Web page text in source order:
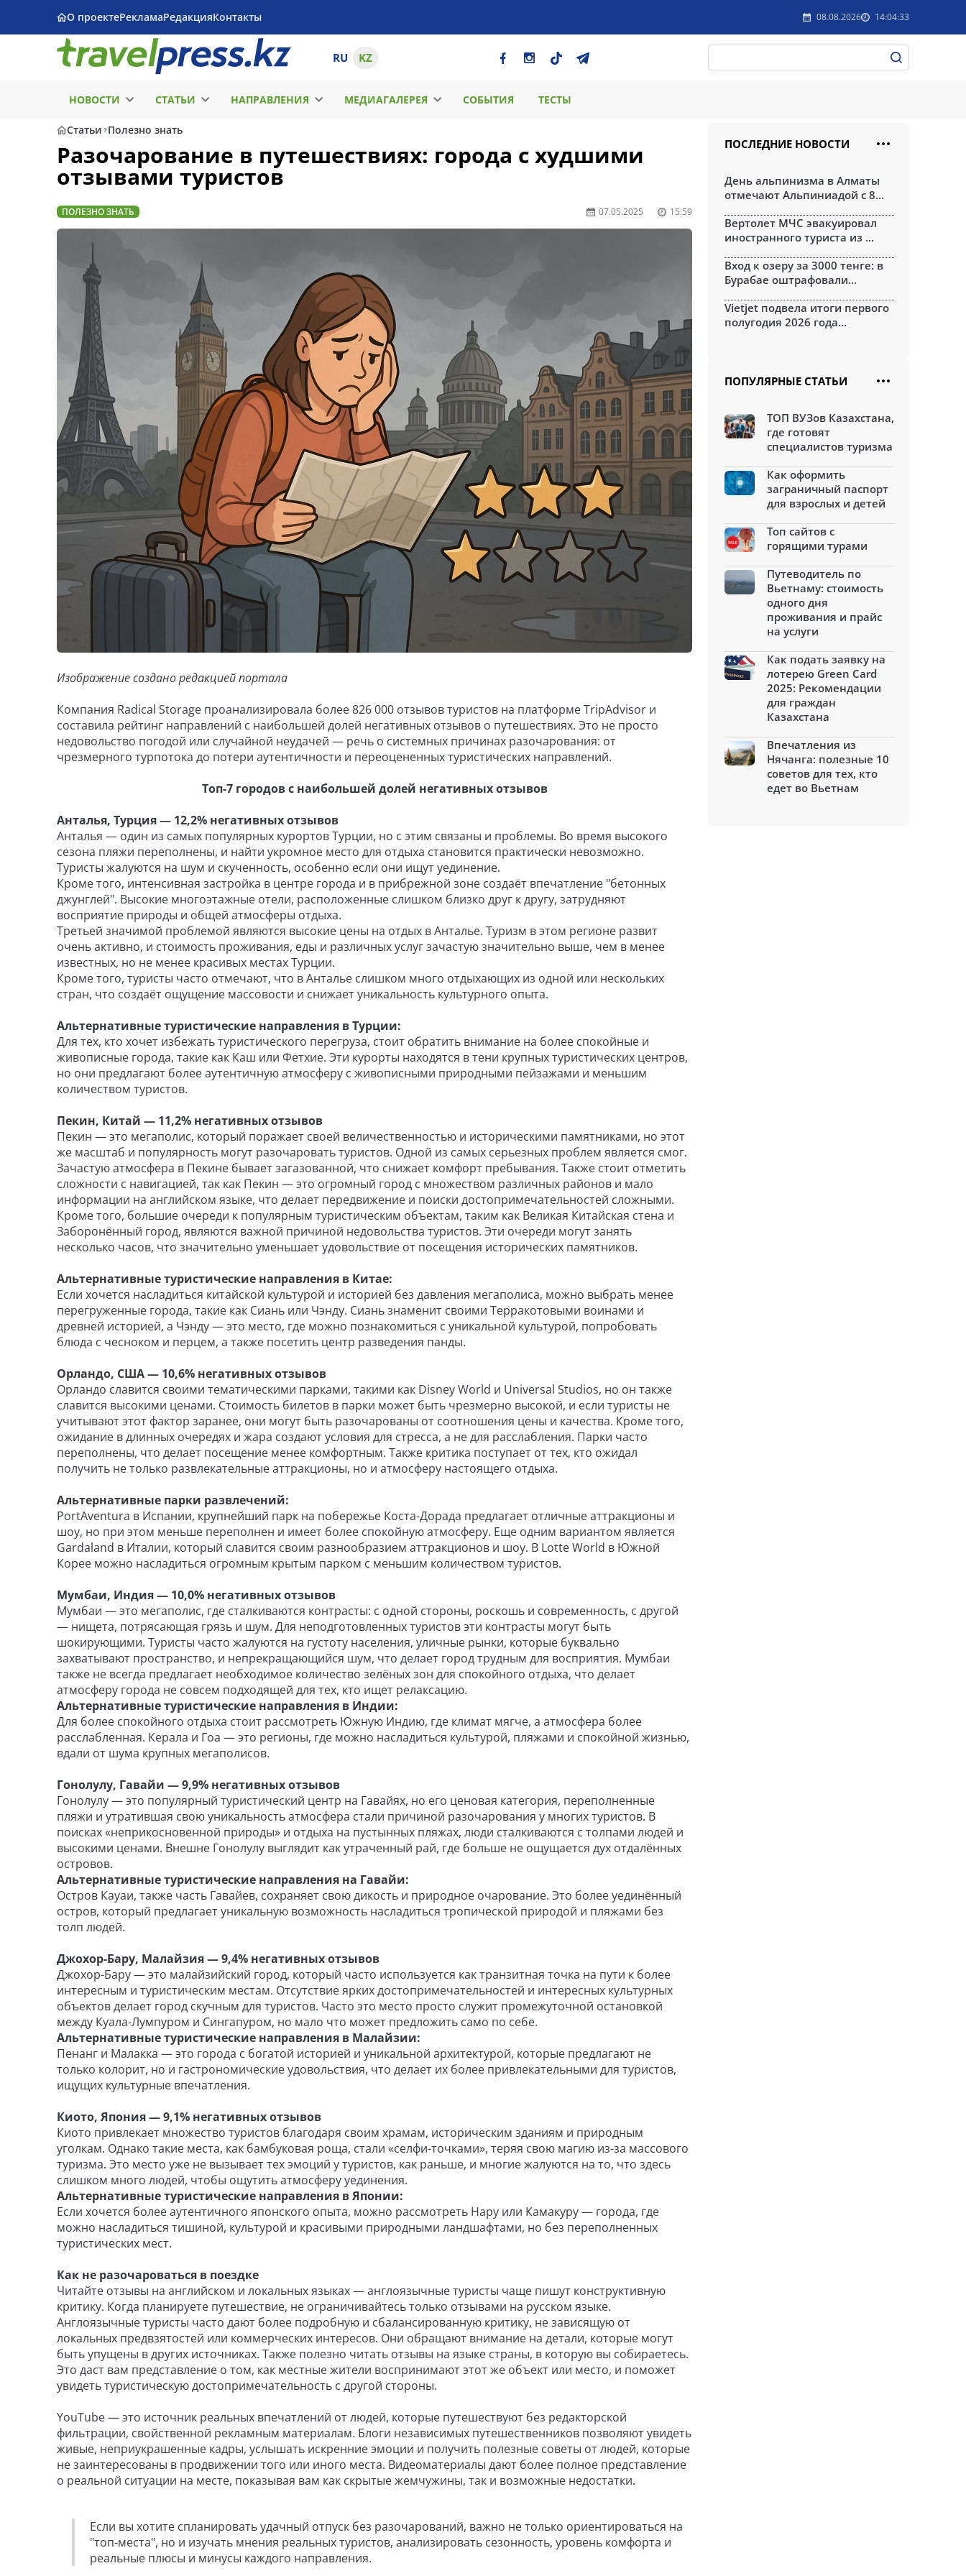
О проектеРекламаРедакцияКонтакты 08.08.2026 14:04:33
RU KZ
НОВОСТИ СТАТЬИ НАПРАВЛЕНИЯ МЕДИАГАЛЕРЕЯ СОБЫТИЯ ТЕСТЫ
Статьи Полезно знать
Разочарование в путешествиях: города с худшими
отзывами туристов
ПОЛЕЗНО ЗНАТЬ 07.05.2025 15:59
Изображение создано редакцией портала
Компания Radical Storage проанализировала более 826 000 отзывов туристов на платформе TripAdvisor и
составила рейтинг направлений с наибольшей долей негативных отзывов о путешествиях. Это не просто
недовольство погодой или случайной неудачей — речь о системных причинах разочарования: от
чрезмерного турпотока до потери аутентичности и переоцененных туристических направлений.
Топ-7 городов с наибольшей долей негативных отзывов
Анталья, Турция — 12,2% негативных отзывов
Анталья — один из самых популярных курортов Турции, но с этим связаны и проблемы. Во время высокого
сезона пляжи переполнены, и найти укромное место для отдыха становится практически невозможно.
Туристы жалуются на шум и скученность, особенно если они ищут уединение.
Кроме того, интенсивная застройка в центре города и в прибрежной зоне создаёт впечатление "бетонных
джунглей". Высокие многоэтажные отели, расположенные слишком близко друг к другу, затрудняют
восприятие природы и общей атмосферы отдыха.
Третьей значимой проблемой являются высокие цены на отдых в Анталье. Туризм в этом регионе развит
очень активно, и стоимость проживания, еды и различных услуг зачастую значительно выше, чем в менее
известных, но не менее красивых местах Турции.
Кроме того, туристы часто отмечают, что в Анталье слишком много отдыхающих из одной или нескольких
стран, что создаёт ощущение массовости и снижает уникальность культурного опыта.
Альтернативные туристические направления в Турции:
Для тех, кто хочет избежать туристического перегруза, стоит обратить внимание на более спокойные и
живописные города, такие как Каш или Фетхие. Эти курорты находятся в тени крупных туристических центров,
но они предлагают более аутентичную атмосферу с живописными природными пейзажами и меньшим
количеством туристов.
Пекин, Китай — 11,2% негативных отзывов
Пекин — это мегаполис, который поражает своей величественностью и историческими памятниками, но этот
же масштаб и популярность могут разочаровать туристов. Одной из самых серьезных проблем является смог.
Зачастую атмосфера в Пекине бывает загазованной, что снижает комфорт пребывания. Также стоит отметить
сложности с навигацией, так как Пекин — это огромный город с множеством различных районов и мало
информации на английском языке, что делает передвижение и поиски достопримечательностей сложными.
Кроме того, большие очереди к популярным туристическим объектам, таким как Великая Китайская стена и
Заборонённый город, являются важной причиной недовольства туристов. Эти очереди могут занять
несколько часов, что значительно уменьшает удовольствие от посещения исторических памятников.
Альтернативные туристические направления в Китае:
Если хочется насладиться китайской культурой и историей без давления мегаполиса, можно выбрать менее
перегруженные города, такие как Сиань или Чэнду. Сиань знаменит своими Терракотовыми воинами и
древней историей, а Чэнду — это место, где можно познакомиться с уникальной культурой, попробовать
блюда с чесноком и перцем, а также посетить центр разведения панды.
Орландо, США — 10,6% негативных отзывов
Орландо славится своими тематическими парками, такими как Disney World и Universal Studios, но он также
славится высокими ценами. Стоимость билетов в парки может быть чрезмерно высокой, и если туристы не
учитывают этот фактор заранее, они могут быть разочарованы от соотношения цены и качества. Кроме того,
ожидание в длинных очередях и жара создают условия для стресса, а не для расслабления. Парки часто
переполнены, что делает посещение менее комфортным. Также критика поступает от тех, кто ожидал
получить не только развлекательные аттракционы, но и атмосферу настоящего отдыха.
Альтернативные парки развлечений:
PortAventura в Испании, крупнейший парк на побережье Коста-Дорада предлагает отличные аттракционы и
шоу, но при этом меньше переполнен и имеет более спокойную атмосферу. Еще одним вариантом является
Gardaland в Италии, который славится своим разнообразием аттракционов и шоу. В Lotte World в Южной
Корее можно насладиться огромным крытым парком с меньшим количеством туристов.
Мумбаи, Индия — 10,0% негативных отзывов
Мумбаи — это мегаполис, где сталкиваются контрасты: с одной стороны, роскошь и современность, с другой
— нищета, потрясающая грязь и шум. Для неподготовленных туристов эти контрасты могут быть
шокирующими. Туристы часто жалуются на густоту населения, уличные рынки, которые буквально
захватывают пространство, и непрекращающийся шум, что делает город трудным для восприятия. Мумбаи
также не всегда предлагает необходимое количество зелёных зон для спокойного отдыха, что делает
атмосферу города не совсем подходящей для тех, кто ищет релаксацию.
Альтернативные туристические направления в Индии:
Для более спокойного отдыха стоит рассмотреть Южную Индию, где климат мягче, а атмосфера более
расслабленная. Керала и Гоа — это регионы, где можно насладиться культурой, пляжами и спокойной жизнью,
вдали от шума крупных мегаполисов.
Гонолулу, Гавайи — 9,9% негативных отзывов
Гонолулу — это популярный туристический центр на Гавайях, но его ценовая категория, переполненные
пляжи и утратившая свою уникальность атмосфера стали причиной разочарования у многих туристов. В
поисках «неприкосновенной природы» и отдыха на пустынных пляжах, люди сталкиваются с толпами людей и
высокими ценами. Внешне Гонолулу выглядит как утраченный рай, где больше не ощущается дух отдалённых
островов.
Альтернативные туристические направления на Гавайи:
Остров Кауаи, также часть Гавайев, сохраняет свою дикость и природное очарование. Это более уединённый
остров, который предлагает уникальную возможность насладиться тропической природой и пляжами без
толп людей.
Джохор-Бару, Малайзия — 9,4% негативных отзывов
Джохор-Бару — это малайзийский город, который часто используется как транзитная точка на пути к более
интересным и туристическим местам. Отсутствие ярких достопримечательностей и интересных культурных
объектов делает город скучным для туристов. Часто это место просто служит промежуточной остановкой
между Куала-Лумпуром и Сингапуром, но мало что может предложить само по себе.
Альтернативные туристические направления в Малайзии:
Пенанг и Малакка — это города с богатой историей и уникальной архитектурой, которые предлагают не
только колорит, но и гастрономические удовольствия, что делает их более привлекательными для туристов,
ищущих культурные впечатления.
Киото, Япония — 9,1% негативных отзывов
Киото привлекает множество туристов благодаря своим храмам, историческим зданиям и природным
уголкам. Однако такие места, как бамбуковая роща, стали «селфи-точками», теряя свою магию из-за массового
туризма. Это место уже не вызывает тех эмоций у туристов, как раньше, и многие жалуются на то, что здесь
слишком много людей, чтобы ощутить атмосферу уединения.
Альтернативные туристические направления в Японии:
Если хочется более аутентичного японского опыта, можно рассмотреть Нару или Камакуру — города, где
можно насладиться тишиной, культурой и красивыми природными ландшафтами, но без переполненных
туристических мест.
Как не разочароваться в поездке
Читайте отзывы на английском и локальных языках — англоязычные туристы чаще пишут конструктивную
критику. Когда планируете путешествие, не ограничивайтесь только отзывами на русском языке.
Англоязычные туристы часто дают более подробную и сбалансированную критику, не зависящую от
локальных предвзятостей или коммерческих интересов. Они обращают внимание на детали, которые могут
быть упущены в других источниках. Также полезно читать отзывы на языке страны, в которую вы собираетесь.
Это даст вам представление о том, как местные жители воспринимают этот же объект или место, и поможет
увидеть туристическую достопримечательность с другой стороны.
YouTube — это источник реальных впечатлений от людей, которые путешествуют без редакторской
фильтрации, свойственной рекламным материалам. Блоги независимых путешественников позволяют увидеть
живые, неприукрашенные кадры, услышать искренние эмоции и получить полезные советы от людей, которые
не заинтересованы в продвижении того или иного места. Видеоматериалы дают более полное представление
о реальной ситуации на месте, показывая вам как скрытые жемчужины, так и возможные недостатки.
Если вы хотите спланировать удачный отпуск без разочарований, важно не только ориентироваться на
"топ-места", но и изучать мнения реальных туристов, анализировать сезонность, уровень комфорта и
реальные плюсы и минусы каждого направления.
ПОСЛЕДНИЕ НОВОСТИ
День альпинизма в Алматы
отмечают Альпиниадой с 8...
Вертолет МЧС эвакуировал
иностранного туриста из ...
Вход к озеру за 3000 тенге: в
Бурабае оштрафовали...
Vietjet подвела итоги первого
полугодия 2026 года...
ПОПУЛЯРНЫЕ СТАТЬИ
ТОП ВУЗов Казахстана,
где готовят
специалистов туризма
Как оформить
заграничный паспорт
для взрослых и детей
Топ сайтов с
горящими турами
Путеводитель по
Вьетнаму: стоимость
одного дня
проживания и прайс
на услуги
Как подать заявку на
лотерею Green Card
2025: Рекомендации
для граждан
Казахстана
Впечатления из
Нячанга: полезные 10
советов для тех, кто
едет во Вьетнам